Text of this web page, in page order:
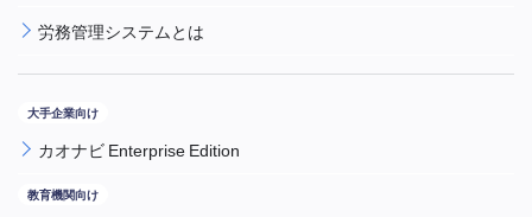
労務管理システムとは
カオナビ Enterprise Edition